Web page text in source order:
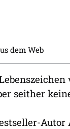
dem Web
seither
Autor